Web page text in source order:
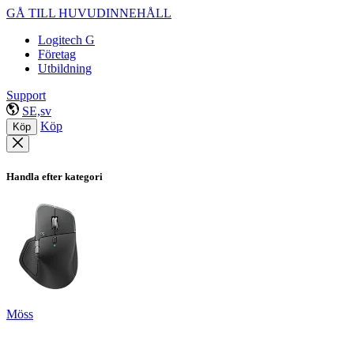
GÅ TILL HUVUDINNEHÅLL
Logitech G
Företag
Utbildning
Support
SE,sv
Köp Köp
Handla efter kategori
Möss